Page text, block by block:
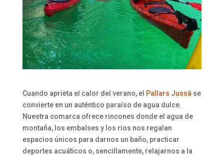
Cuando aprieta el calor del verano, el Pallars Jussàse
convierte en un auténtico paraíso de agua dulce.
Nuestra comarca ofrece rincones donde el agua de
montaña, los embalses y los rios nos regalan
espacios únicos para darnos un baño, practicar
deportes acuáticos o, sencillamente, relajarnos a la